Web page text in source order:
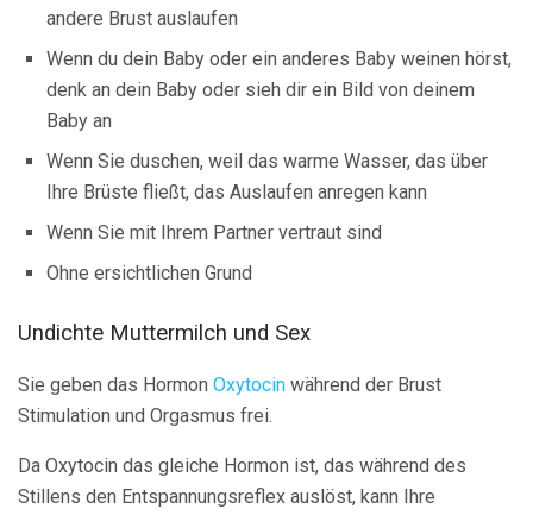
andere Brust auslaufen
Wenn du dein Baby oder ein anderes Baby weinen hörst,
denk an dein Baby oder sieh dir ein Bild von deinem
Baby an
Wenn Sie duschen, weil das warme Wasser, das über
Ihre Brüste fließt, das Auslaufen anregen kann
Wenn Sie mit Ihrem Partner vertraut sind
Ohne ersichtlichen Grund
Undichte Muttermilch und Sex
Sie geben das Hormon Oxytocin während der Brust
Stimulation und Orgasmus frei.
Da Oxytocin das gleiche Hormon ist, das während des
Stillens den Entspannungsreflex auslöst, kann Ihre